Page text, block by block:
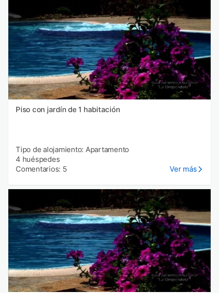
Piso con jardín de 1 habitación
Tipo de alojamiento: Apartamento
4 huéspedes
Comentarios: 5
Ver más